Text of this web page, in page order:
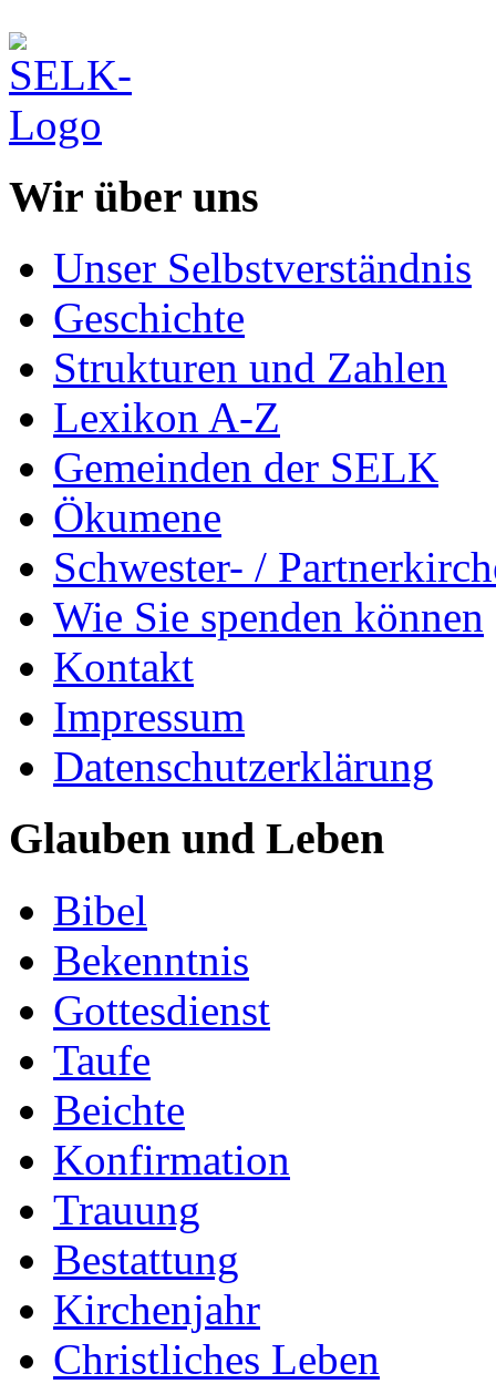
Wir über uns
Unser Selbstverständnis
Geschichte
Strukturen und Zahlen
Lexikon A-Z
Gemeinden der SELK
Ökumene
Schwester- /
Wie Sie spenden können
Kontakt
Impressum
Datenschutzerklärung
Glauben und Leben
Bibel
Bekenntnis
Gottesdienst
Taufe
Beichte
Konfirmation
Trauung
Bestattung
Kirchenjahr
Christliches Leben